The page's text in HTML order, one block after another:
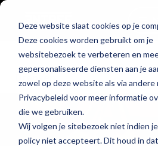
Deze website slaat cookies op je
Deze cookies worden gebruikt om je
websitebezoek te verbeteren en
gepersonaliseerde diensten aan je
zowel op deze website als via andere
Privacybeleid voor meer informatie
die we gebruiken.
Wij volgen je sitebezoek niet indien
policy niet accepteert. Dit houd in
Dranken